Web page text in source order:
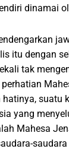
dinamai
itu dengan
tak
suatu
yang
Mahesa